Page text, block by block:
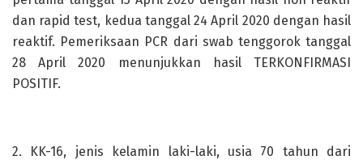
dan rapid test, kedua tanggal 24 April 2020 dengan hasil
reaktif. Pemeriksaan PCR dari swab tenggorok tanggal
28 April 2020 menunjukkan hasil TERKONFIRMASI
POSITIF.
2. KK-16, jenis kelamin laki-laki, usia 70 tahun dari